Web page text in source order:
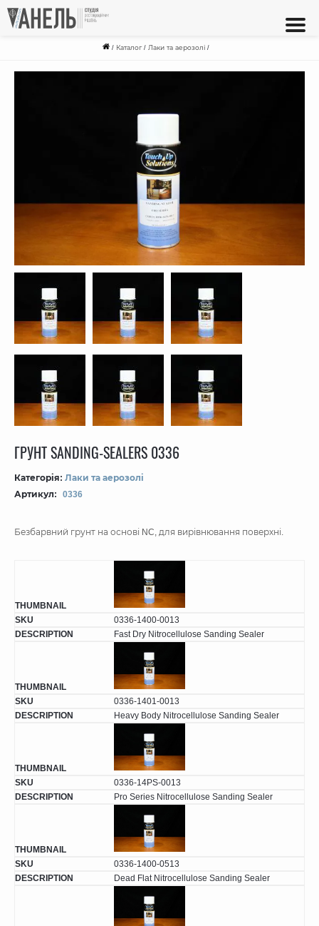
/ Каталог/ Лаки та аерозолі /
ГРУНТ SANDING-SEALERS 0336
Категорія: Лаки та аерозолі
Артикул:
0336
Безбарвний грунт на основі NC, для вирівнювання поверхні.
0336-1400-0013
Fast Dry Nitrocellulose Sanding Sealer
0336-1401-0013
Heavy Body Nitrocellulose Sanding Sealer
0336-14PS-0013
Pro Series Nitrocellulose Sanding Sealer
0336-1400-0513
Dead Flat Nitrocellulose Sanding Sealer